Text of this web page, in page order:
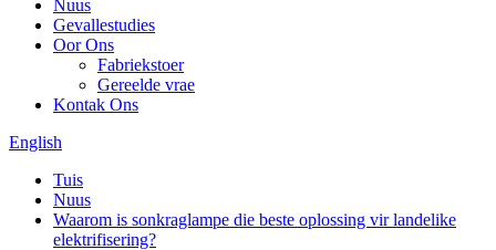
Nuus
Gevallestudies
Oor Ons
Fabriekstoer
Gereelde vrae
Kontak Ons
English
Tuis
Nuus
Waarom is sonkraglampe die beste oplossing vir landelike
elektrifisering?